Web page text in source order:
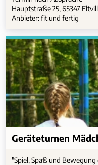
Hauptstraße 25, 65347
Anbieter: fit und fertig
Geräteturnen
"Spiel, Spaß und